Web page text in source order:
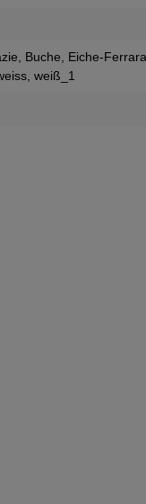
, Buche, Eiche-Ferrara
, weiß_1